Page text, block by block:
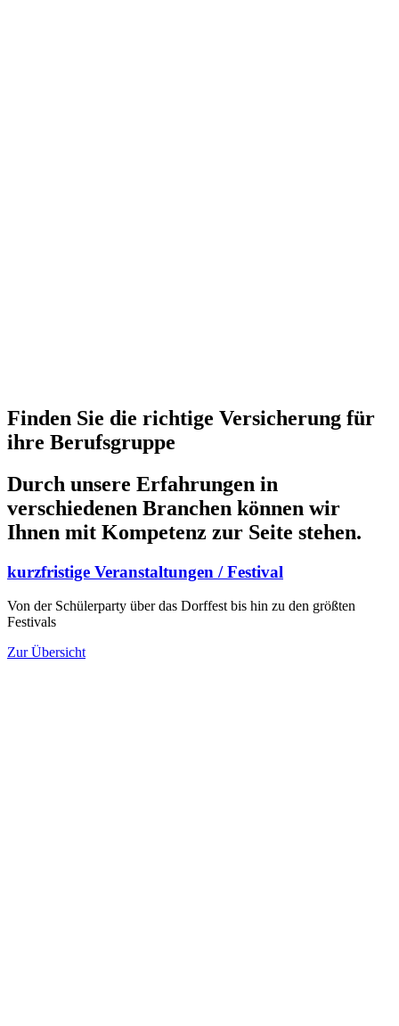
Finden Sie die richtige Versicherung für
ihre Berufsgruppe
Durch unsere Erfahrungen in
verschiedenen Branchen können wir
Ihnen mit Kompetenz zur Seite stehen.
kurzfristige Veranstaltungen / Festival
Von der Schülerparty über das Dorffest bis hin zu den größten
Festivals
Zur Übersicht